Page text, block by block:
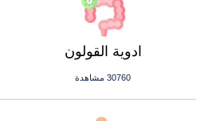
ادوية القولون
30760 مشاهدة